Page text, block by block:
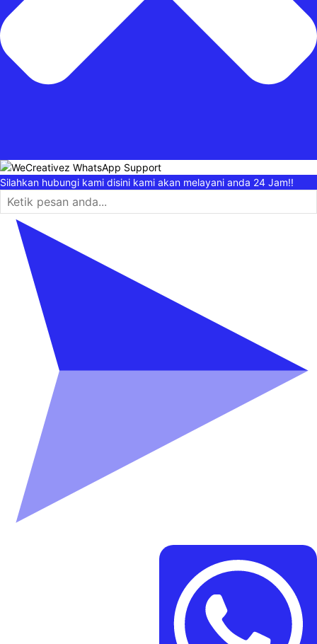
Silahkan hubungi kami disini kami akan melayani anda 24 Jam!!